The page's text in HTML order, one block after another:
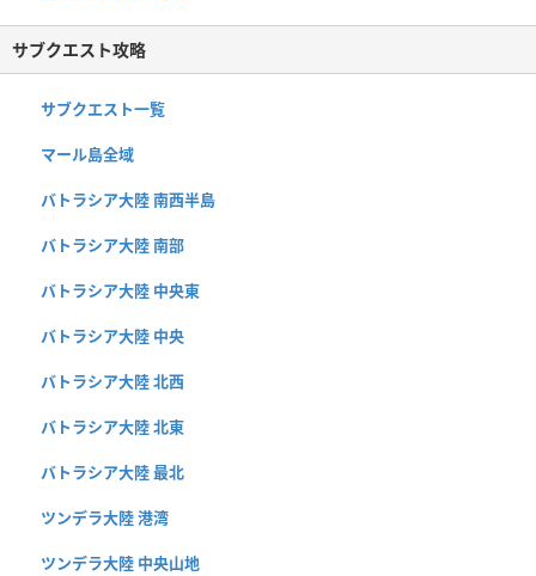
サブクエスト攻略
サブクエスト一覧
マール島全域
バトラシア大陸 南西半島
バトラシア大陸 南部
バトラシア大陸 中央東
バトラシア大陸 中央
バトラシア大陸 北西
バトラシア大陸 北東
バトラシア大陸 最北
ツンデラ大陸 港湾
ツンデラ大陸 中央山地